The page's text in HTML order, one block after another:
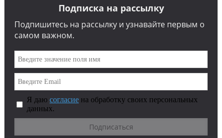
Подписка на рассылку
Подпишитесь на рассылку и узнавайте первым о
самом важном.
Я даю согласие на обработку своих персональных
данных.